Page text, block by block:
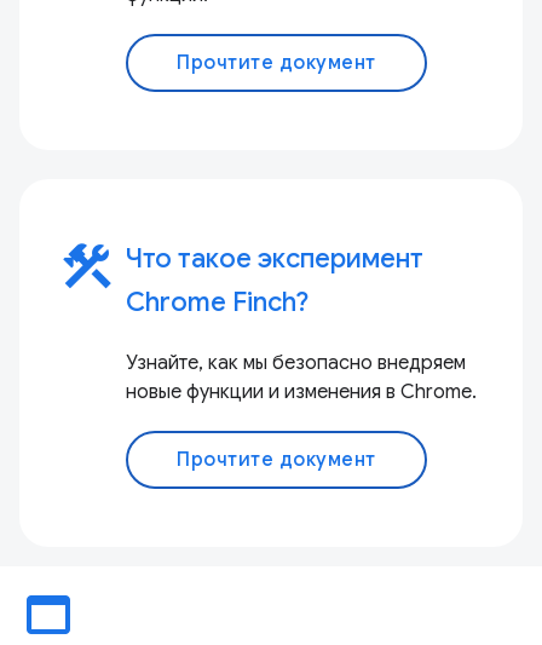
Прочтите документ
construction Что такое эксперимент
Chrome Finch?
Узнайте, как мы безопасно внедряем
новые функции и изменения в Chrome.
Прочтите документ
web_asset